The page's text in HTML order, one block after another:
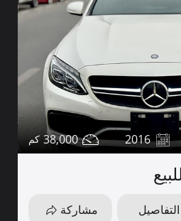
2016
38,000
التفاصيل مشاركة